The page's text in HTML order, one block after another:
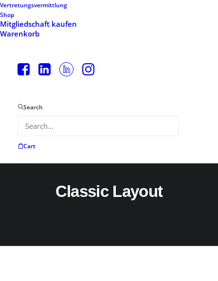
Vertretungsvermittlung
Shop
Mitgliedschaft kaufen
Warenkorb
Search
Cart
Original Layout
Sidebar Stack Full
Layout
Classic Layout